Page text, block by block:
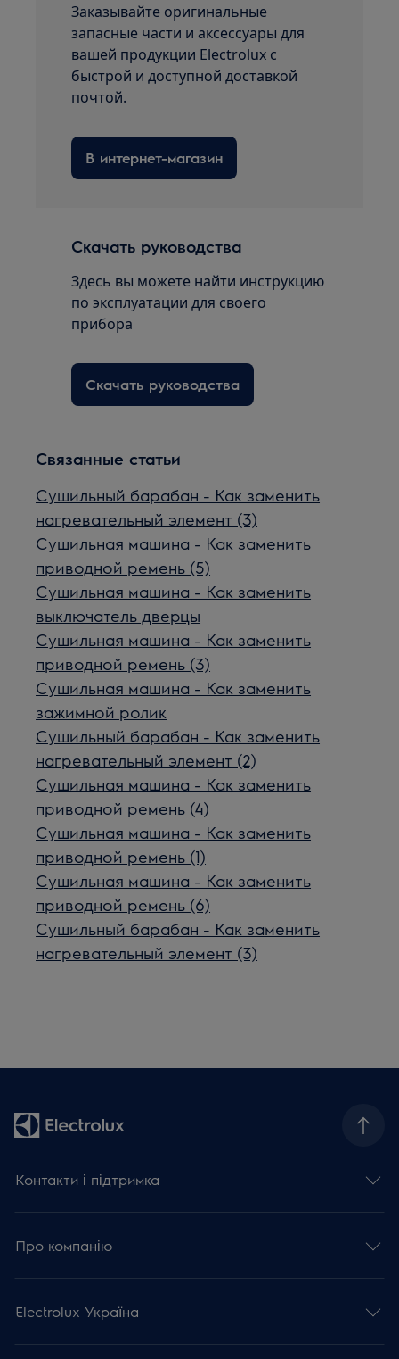
Заказывайте оригинальные
запасные части и аксессуары для
вашей продукции Electrolux с
быстрой и доступной доставкой
почтой.
В интернет-магазин
Скачать руководства
Здесь вы можете найти инструкцию
по эксплуатации для своего
прибора
Скачать руководства
Связанные статьи
Сушильный барабан - Как заменить
нагревательный элемент (3)
Сушильная машина - Как заменить
приводной ремень (5)
Сушильная машина - Как заменить
выключатель дверцы
Сушильная машина - Как заменить
приводной ремень (3)
Сушильная машина - Как заменить
зажимной ролик
Сушильный барабан - Как заменить
нагревательный элемент (2)
Сушильная машина - Как заменить
приводной ремень (4)
Сушильная машина - Как заменить
приводной ремень (1)
Сушильная машина - Как заменить
приводной ремень (6)
Сушильный барабан - Как заменить
нагревательный элемент (3)
Контакти і підтримка
Про компанію
Electrolux Україна